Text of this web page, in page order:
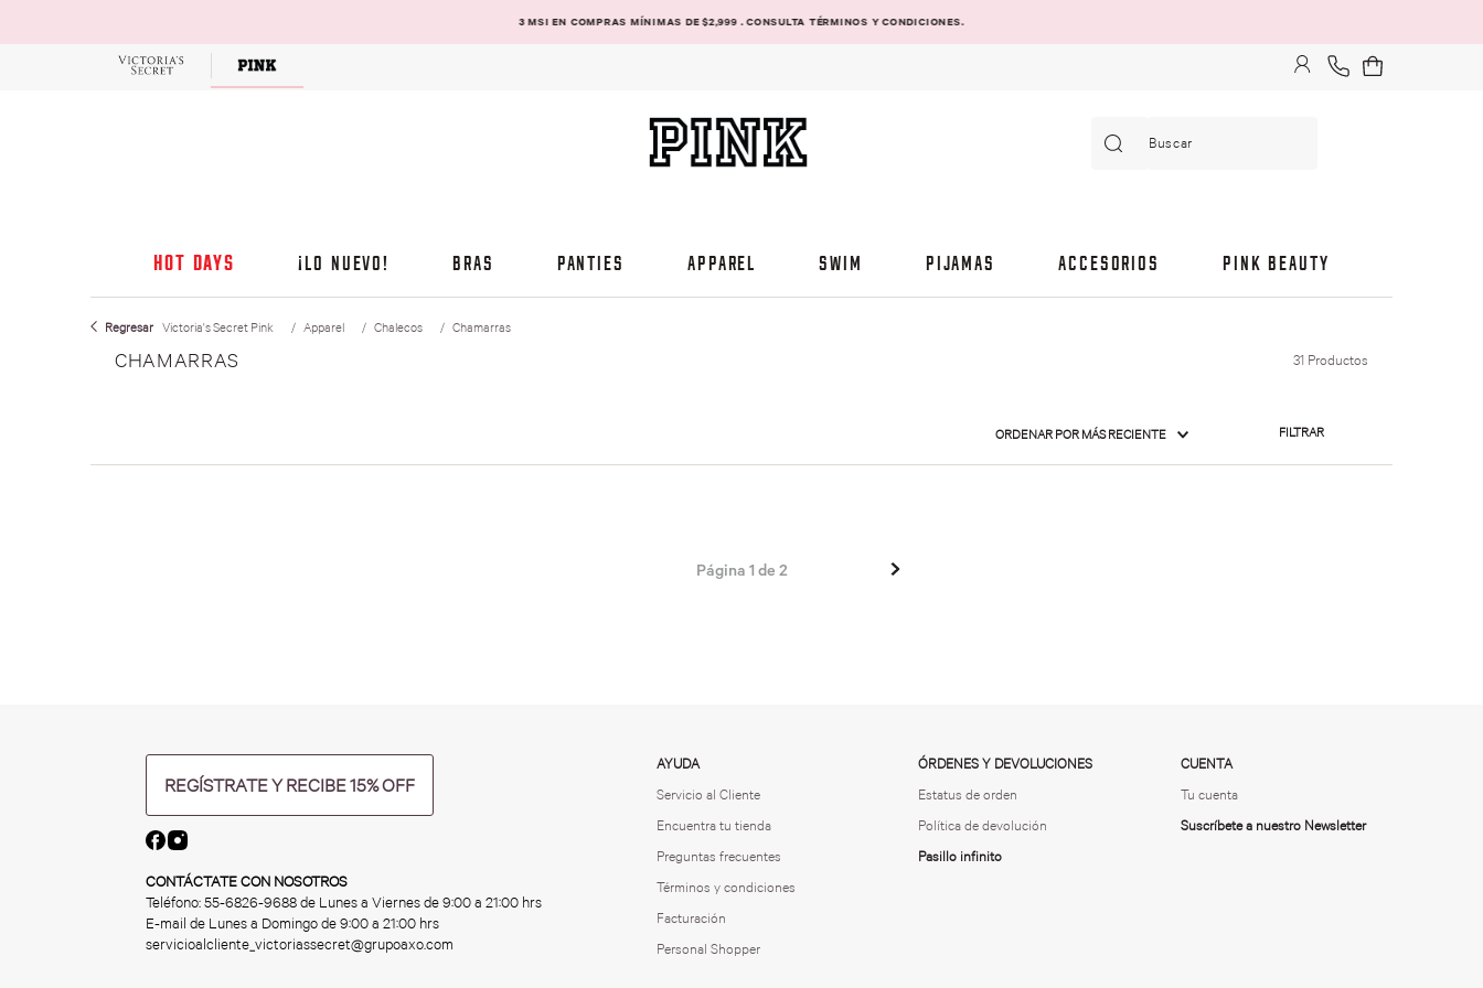
3 MSI EN COMPRAS MÍNIMAS DE $2,999 . CONSULTA TÉRMINOS Y CONDICIONES.
HOT DAYS ¡LO NUEVO! BRAS PANTIES APPAREL SWIM PIJAMAS ACCESORIOS PINK BEAUTY
Victoria's Secret Pink Apparel Chalecos Chamarras
CHAMARRAS 31 Productos
ORDENAR POR MÁS RECIENTE FILTRAR
Página 1 de 2
REGÍSTRATE Y RECIBE 15% OFF
CONTÁCTATE CON NOSOTROS
Teléfono:55-6826-9688de Lunes a Viernes de 9:00 a 21:00 hrs
E-mail de Lunes a Domingo de 9:00 a 21:00 hrs
servicioalcliente_victoriassecret@grupoaxo.com
AYUDA
Servicio al Cliente
Encuentra tu tienda
Preguntas frecuentes
Términos y condiciones
Facturación
Personal Shopper
ÓRDENES Y DEVOLUCIONES
Estatus de orden
Política de devolución
Pasillo infinito
CUENTA
Tu cuenta
Suscríbete a nuestro Newsletter